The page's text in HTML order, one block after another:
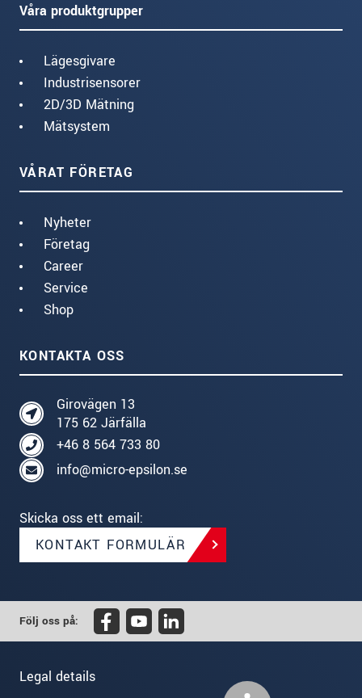
Våra produktgrupper
Lägesgivare
Industrisensorer
2D/3D Mätning
Mätsystem
VÅRAT FÖRETAG
Nyheter
Företag
Career
Service
Shop
KONTAKTA OSS
Girovägen 13
175 62 Järfälla
+46 8 564 733 80
info@micro-epsilon.se
Skicka oss ett email:
KONTAKT FORMULÄR
Följ oss på:
Legal details